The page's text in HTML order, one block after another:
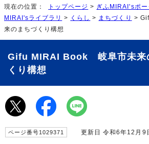
現在の位置： トップページ > ぎふMIRAI'sポー
MIRAI'sライブラリ > くらし > まちづくり >
来のまちづくり構想
Gifu MIRAI Book 岐阜市未来
くり構想
ページ番号1029371 更新日 令和6年12月9